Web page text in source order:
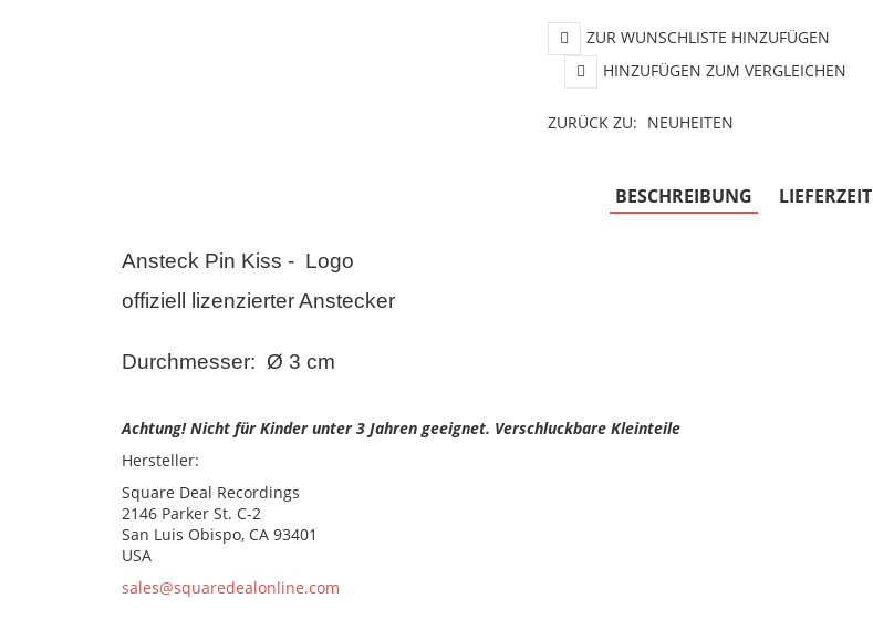
ZUR WUNSCHLISTE HINZUFÜGEN
HINZUFÜGEN ZUM VERGLEICHEN
ZURÜCK ZU: NEUHEITEN
BESCHREIBUNG LIEFERZEIT
Ansteck Pin Kiss - Logo
offiziell lizenzierter Anstecker
Durchmesser: Ø 3 cm
Achtung! Nicht für Kinder unter 3 Jahren geeignet. Verschluckbare Kleinteile
Hersteller:
Square Deal Recordings
2146 Parker St. C-2
San Luis Obispo, CA 93401
USA
sales@squaredealonline.com